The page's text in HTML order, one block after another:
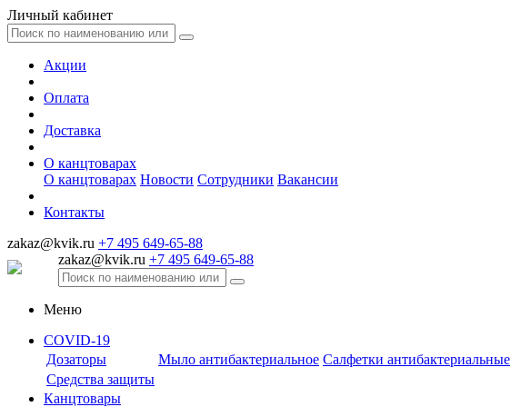
Личный кабинет
Акции
Оплата
Доставка
О канцтоварах
О канцтоварах Новости Сотрудники Вакансии
Контакты
zakaz@kvik.ru +7 495 649-65-88
zakaz@kvik.ru +7 495 649-65-88
Меню
COVID-19
Дозаторы
Мыло антибактериальное Салфетки антибактериальные
Средства защиты
Канцтовары